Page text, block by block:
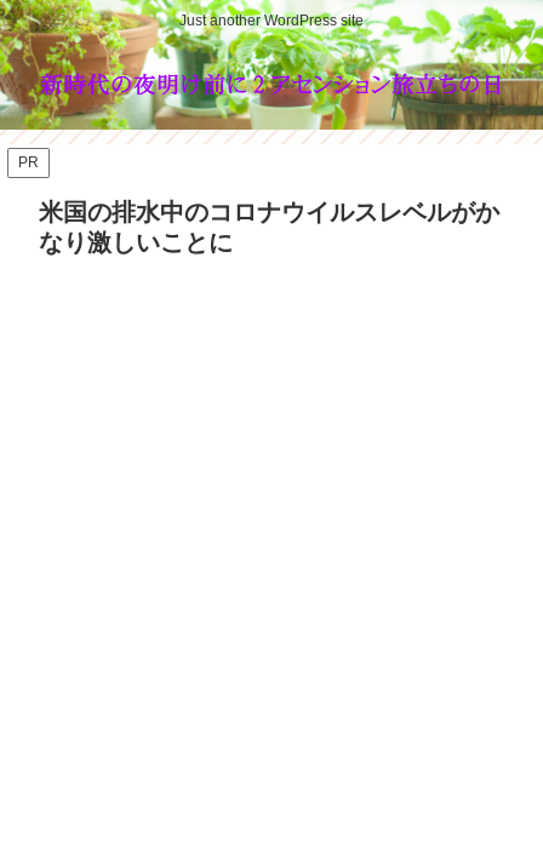
Just another WordPress site
PR
米国の排水中のコロナウイルスレベルがか
なり激しいことに